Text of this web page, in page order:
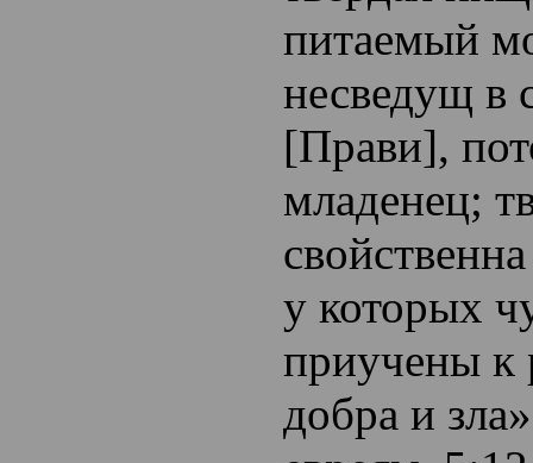
питаемый
несведущ в
[Прави],
младенец;
у которых
приучены к
добра и